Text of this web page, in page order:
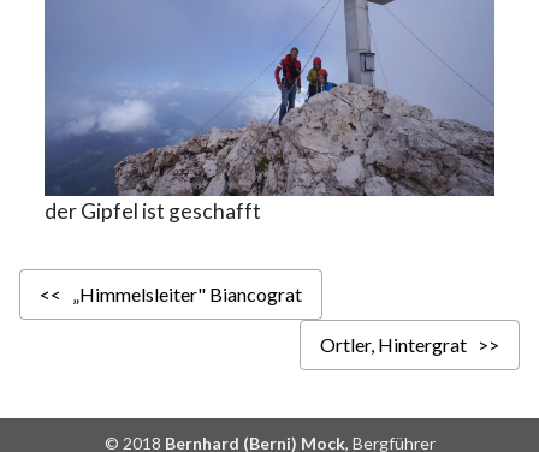
der Gipfel ist geschafft
<< „Himmelsleiter" Biancograt
Ortler, Hintergrat >>
© 2018 Bernhard (Berni) Mock, Bergführer